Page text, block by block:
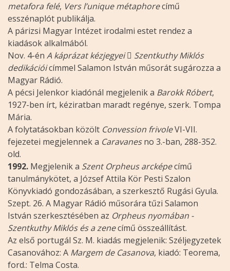
metafora felé, Vers l’unique métaphorecímű
esszénaplót publikálja.
A párizsi Magyar Intézet irodalmi estet rendez a
kiadások alkalmából.
Nov. 4-én A káprázat kézjegyei Szentkuthy Miklós
dedikációicímmel Salamon István műsorát sugározza a
Magyar Rádió.
A pécsi Jelenkor kiadónál megjelenik a Barokk Róbert,
1927-ben írt, kéziratban maradt regénye, szerk. Tompa
Mária.
A folytatásokban közölt Convession frivoleVI-VII.
fejezetei megjelennek a Caravanesno 3.-ban, 288-352.
old.
1992. Megjelenik a Szent Orpheus arcképecímű
tanulmánykötet, a József Attila Kör Pesti Szalon
Könyvkiadó gondozásában, a szerkesztő Rugási Gyula.
Szept. 26. A Magyar Rádió műsorára tűzi Salamon
István szerkesztésében az Orpheus nyomában -
Szentkuthy Miklós és a zenecímű összeállítást.
Az első portugál Sz. M. kiadás megjelenik: Széljegyzetek
Casanovához: A Margem de Casanova, kiadó: Teorema,
ford.: Telma Costa.